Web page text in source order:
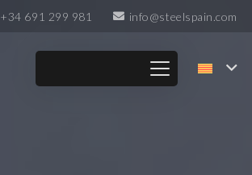
+34 691 299 981 info@steelspain.com